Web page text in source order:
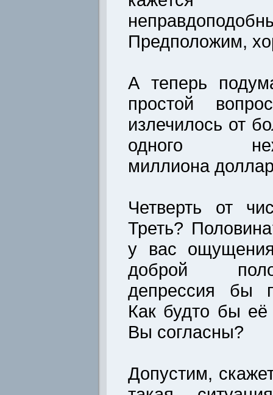
Предположим,
А теперь
простой
излечилось от
одного
миллиона
Четверть от
Треть?
у вас
доброй
депрессия бы
Как будто бы
Вы согласны?
Допустим,